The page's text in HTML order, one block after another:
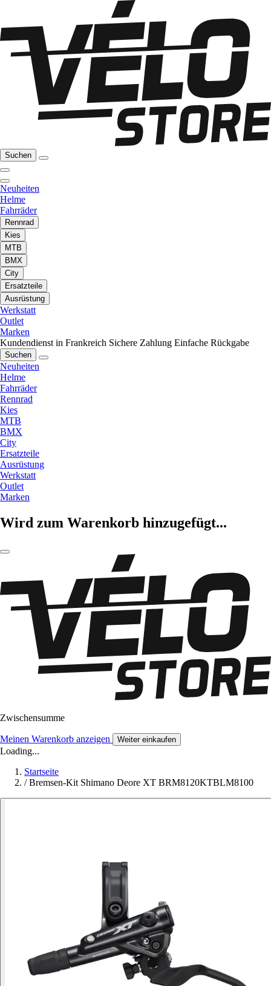
Suchen
Neuheiten
Helme
Fahrräder
Rennrad
Kies
MTB
BMX
City
Ersatzteile
Ausrüstung
Werkstatt
Outlet
Marken
Kundendienst in Frankreich Sichere Zahlung Einfache Rückgabe
Suchen
Neuheiten
Helme
Fahrräder
Rennrad
Kies
MTB
BMX
City
Ersatzteile
Ausrüstung
Werkstatt
Outlet
Marken
Wird zum Warenkorb hinzugefügt...
Zwischensumme
Meinen Warenkorb anzeigen Weiter einkaufen
Loading...
Startseite
/ Bremsen-Kit Shimano Deore XT BRM8120KTBLM8100